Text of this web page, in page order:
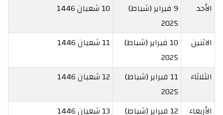
الأحد
9 فبراير (شباط)
2025
10 شعبان 1446
الاثنين
10 فبراير (شباط)
2025
11 شعبان 1446
الثلاثاء
11 فبراير (شباط)
2025
12 شعبان 1446
الأربعاء 12 فبراير (شباط) 13 شعبان 1446